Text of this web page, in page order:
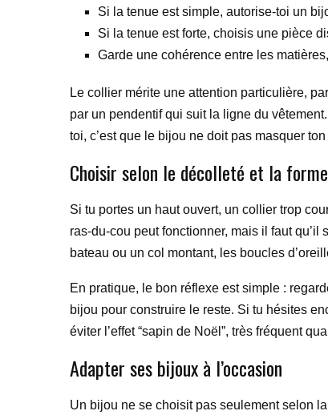
Si la tenue est simple, autorise-toi un
Si la tenue est forte, choisis une pièce
Garde une cohérence entre les
Le collier mérite une attention particulière,
par un pendentif qui suit la ligne du
toi, c’est que le bijou ne doit pas masquer
Choisir selon le décolleté et la
Si tu portes un haut ouvert, un collier trop
ras-du-cou peut fonctionner, mais il faut
bateau ou un col montant, les boucles
En pratique, le bon réflexe est simple :
bijou pour construire le reste. Si tu hésites
éviter l’effet “sapin de Noël”, très fréquent
Adapter ses bijoux à l’occasion
Un bijou ne se choisit pas seulement selon